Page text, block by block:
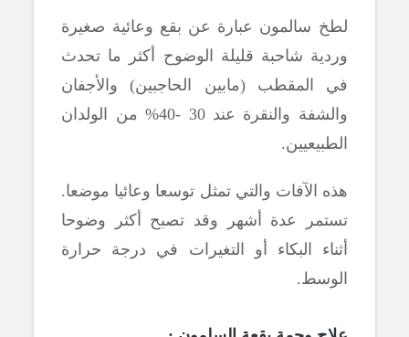
لطخ سالمون عبارة عن بقع وعائية صغيرة
وردية شاحبة قليلة الوضوح أكثر ما تحدث
في المقطب (مابين الحاجبين) والأجفان
والشفة والنقرة عند 30 -40% من الولدان
الطبيعيين.
هذه الآفات والتي تمثل توسعا وعائيا موضعا.
تستمر عدة أشهر وقد تصبح أكثر وضوحا
أثناء البكاء أو التغيرات في درجة حرارة
الوسط.